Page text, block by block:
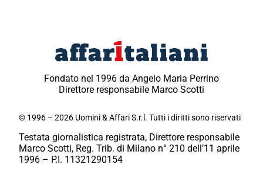
Fondato nel 1996 da Angelo Maria Perrino
Direttore responsabile Marco Scotti
© 1996 – 2026 Uomini & Affari S.r.l. Tutti i diritti sono riservati
Testata giornalistica registrata, Direttore responsabile
Marco Scotti, Reg. Trib. di Milano n° 210 dell’11 aprile
1996 – P.I. 11321290154